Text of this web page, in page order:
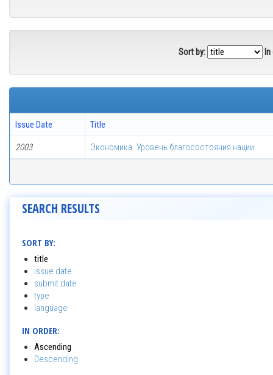
Sort by: In
Issue Date Title
2003 Экономика. Уровень благосостояния нации
SEARCH RESULTS
SORT BY:
title
issue date
submit date
type
language
IN ORDER:
Ascending
Descending